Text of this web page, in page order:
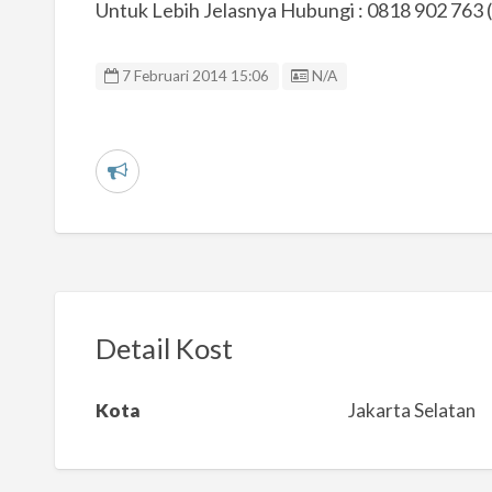
Untuk Lebih Jelasnya Hubungi : 0818 902 763
7 Februari 2014 15:06 Listing ID
N/A
L
a
m
Detail Kost
Kota Jakarta Selatan